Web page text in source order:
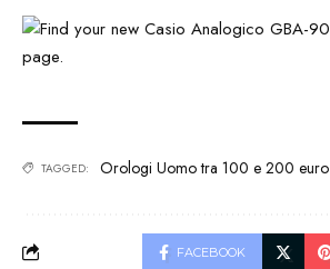
TAGGED: Orologi Uomo tra 100 e 200 euro
FACEBOOK